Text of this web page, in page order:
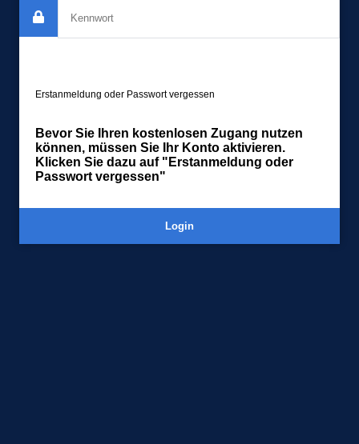
Erstanmeldung oder Passwort vergessen
Bevor Sie Ihren kostenlosen Zugang nutzen
können, müssen Sie Ihr Konto aktivieren.
Klicken Sie dazu auf "Erstanmeldung oder
Passwort vergessen"